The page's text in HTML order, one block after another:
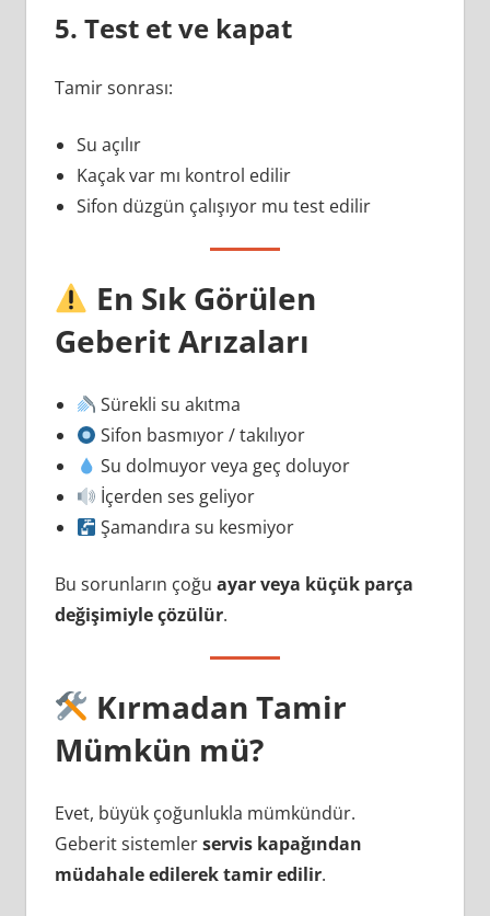
5. Test et ve kapat
Tamir sonrası:
Su açılır
Kaçak var mı kontrol edilir
Sifon düzgün çalışıyor mu test edilir
En Sık Görülen
Geberit Arızaları
Sürekli su akıtma
Sifon basmıyor / takılıyor
Su dolmuyor veya geç doluyor
İçerden ses geliyor
Şamandıra su kesmiyor
Bu sorunların çoğu ayar veya küçük parça
değişimiyle çözülür.
Kırmadan Tamir
Mümkün mü?
Evet, büyük çoğunlukla mümkündür.
Geberit sistemlerservis kapağından
müdahale edilerek tamir edilir.